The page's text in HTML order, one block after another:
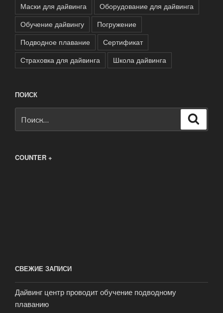
Маски для дайвинга
Оборудование для дайвинга
Обучение дайвингу
Погружение
Подводное плавание
Сертификат
Страховка для дайвинга
Школа дайвинга
ПОИСК
COUNTER +
СВЕЖИЕ ЗАПИСИ
Дайвинг центр проводит обучение подводному
плаванию